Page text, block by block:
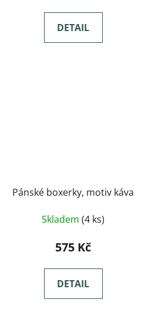
DETAIL
Pánské boxerky, motiv káva
Skladem(4 ks)
575 Kč
DETAIL